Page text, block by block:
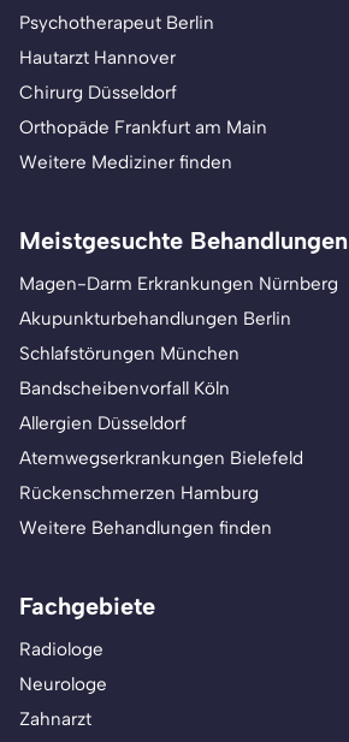
Psychotherapeut Berlin
Hautarzt Hannover
Chirurg Düsseldorf
Orthopäde Frankfurt am Main
Weitere Mediziner finden
Meistgesuchte Behandlungen
Magen-Darm Erkrankungen Nürnberg
Akupunkturbehandlungen Berlin
Schlafstörungen München
Bandscheibenvorfall Köln
Allergien Düsseldorf
Atemwegserkrankungen Bielefeld
Rückenschmerzen Hamburg
Weitere Behandlungen finden
Fachgebiete
Radiologe
Neurologe
Zahnarzt